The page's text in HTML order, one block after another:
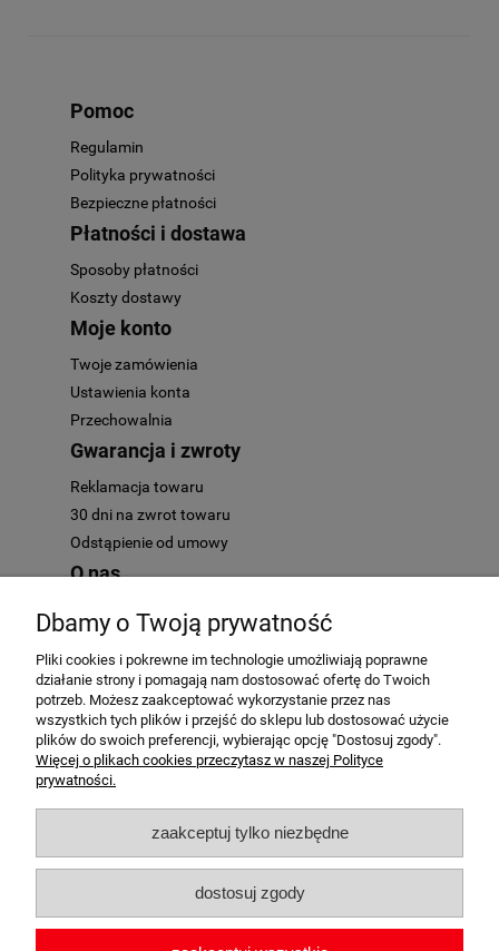
Pomoc
Regulamin
Polityka prywatności
Bezpieczne płatności
Płatności i dostawa
Sposoby płatności
Koszty dostawy
Moje konto
Twoje zamówienia
Ustawienia konta
Przechowalnia
Gwarancja i zwroty
Reklamacja towaru
30 dni na zwrot towaru
Odstąpienie od umowy
O nas
O nas
AutoMotoHit.pl - to najlepszy motoryzacyjny klub zakupowy. Mamy
tylko przedmioty najwyższej jakości. Zapraszamy każdego fana
motocykli i samochodów - motoryzacja to nasze hobby!
Dbamy o Twoją prywatność
Pliki cookies i pokrewne im technologie umożliwiają poprawne
działanie strony i pomagają nam dostosować ofertę do Twoich
potrzeb. Możesz zaakceptować wykorzystanie przez nas
wszystkich tych plików i przejść do sklepu lub dostosować użycie
plików do swoich preferencji, wybierając opcję "Dostosuj zgody".
Więcej o plikach cookies przeczytasz w naszej Polityce
prywatności.
zaakceptuj tylko niezbędne
dostosuj zgody